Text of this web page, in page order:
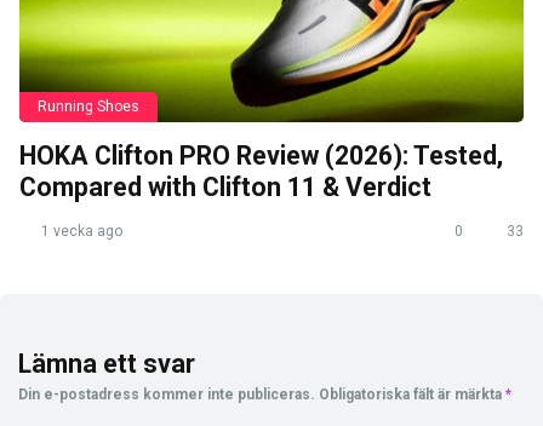
Running Shoes
HOKA Clifton PRO Review (2026): Tested,
Compared with Clifton 11 & Verdict
1 vecka ago 0 33
Lämna ett svar
Din e-postadress kommer inte publiceras. Obligatoriska fält är märkta *